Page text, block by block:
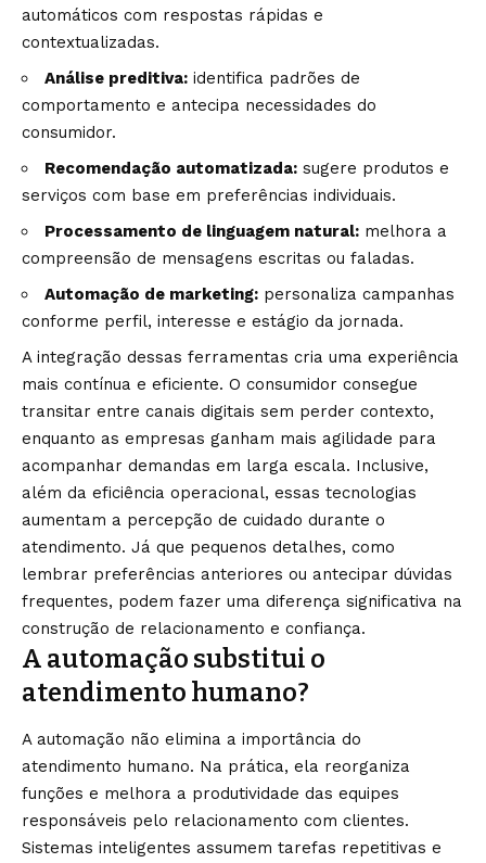
automáticos com respostas rápidas e
contextualizadas.
Análise preditiva: identifica padrões de
comportamento e antecipa necessidades do
consumidor.
Recomendação automatizada: sugere produtos e
serviços com base em preferências individuais.
Processamento de linguagem natural: melhora a
compreensão de mensagens escritas ou faladas.
Automação de marketing: personaliza campanhas
conforme perfil, interesse e estágio da jornada.
A integração dessas ferramentas cria uma experiência
mais contínua e eficiente. O consumidor consegue
transitar entre canais digitais sem perder contexto,
enquanto as empresas ganham mais agilidade para
acompanhar demandas em larga escala. Inclusive,
além da eficiência operacional, essas tecnologias
aumentam a percepção de cuidado durante o
atendimento. Já que pequenos detalhes, como
lembrar preferências anteriores ou antecipar dúvidas
frequentes, podem fazer uma diferença significativa na
construção de relacionamento e confiança.
A automação substitui o
atendimento humano?
A automação não elimina a importância do
atendimento humano. Na prática, ela reorganiza
funções e melhora a produtividade das equipes
responsáveis pelo relacionamento com clientes.
Sistemas inteligentes assumem tarefas repetitivas e